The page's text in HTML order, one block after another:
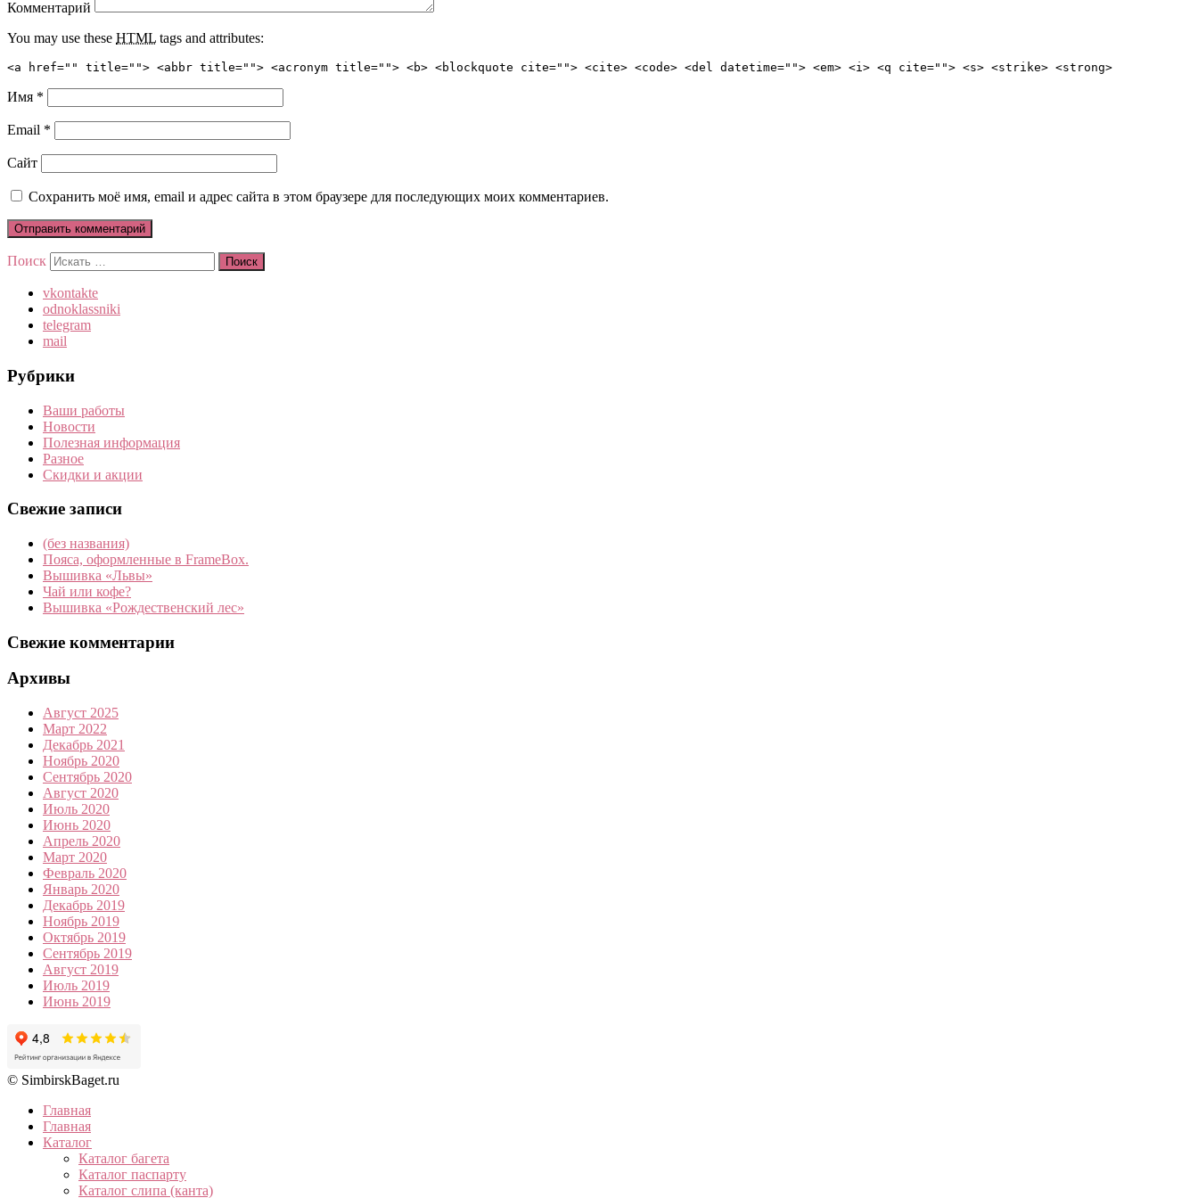
Комментарий
You may use these HTML tags and attributes:
<a href="" title=""> <abbr title=""> <acronym title=""> <b> <blockquote cite=""> <cite> <code> <del datetime=""> <em> <i> <q cite=""> <s> <strike> <strong>
Имя *
Email *
Сайт
Сохранить моё имя, email и адрес сайта в этом браузере для последующих моих комментариев.
Поиск
vkontakte
odnoklassniki
telegram
mail
Рубрики
Ваши работы
Новости
Полезная информация
Разное
Скидки и акции
Свежие записи
(без названия)
Пояса, оформленные в FrameBox.
Вышивка «Львы»
Чай или кофе?
Вышивка «Рождественский лес»
Свежие комментарии
Архивы
Август 2025
Март 2022
Декабрь 2021
Ноябрь 2020
Сентябрь 2020
Август 2020
Июль 2020
Июнь 2020
Апрель 2020
Март 2020
Февраль 2020
Январь 2020
Декабрь 2019
Ноябрь 2019
Октябрь 2019
Сентябрь 2019
Август 2019
Июль 2019
Июнь 2019
© SimbirskBaget.ru
Главная
Главная
Каталог
Каталог багета
Каталог паспарту
Каталог слипа (канта)